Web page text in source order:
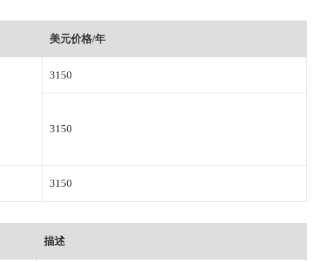
美元价格/年
3150
3150
3150
描述